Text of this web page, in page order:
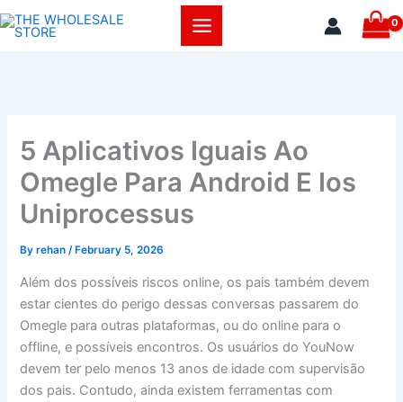
Skip
to
5 Aplicativos Iguais Ao
Omegle Para Android E Ios
Uniprocessus
Byrehan/ February 5, 2026
Além dos possíveis riscos online, os pais também devem
estar cientes do perigo dessas conversas passarem do
Omegle para outras plataformas, ou do online para o
offline, e possíveis encontros. Os usuários do YouNow
devem ter pelo menos 13 anos de idade com supervisão
dos pais. Contudo, ainda existem ferramentas com